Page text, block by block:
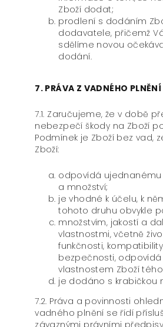
Zboží dodat;
prodlení s dodáním
dodavatele, přičemž
sdělíme novou
dodání.
7. PRÁVA Z VADNÉHO PLNĚNÍ
7.1. Zaručujeme, že v době
nebezpečí škody na Zboží
Podmínek je Zboží bez vad,
Zboží:
odpovídá ujednanému
a množství;
je vhodné k účelu, k
tohoto druhu obvykle
množstvím, jakostí a
vlastnostmi, včetně
funkčnosti,
bezpečnosti, odpovídá
vlastnostem Zboží
je dodáno s krabičkou
7.2. Práva a povinnosti
vadného plnění se řídí
závaznými právními